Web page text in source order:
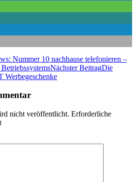
Nummer 10 nachhause telefonieren –
Nächster BeitragDie
Werbegeschenke
nicht veröffentlicht. Erforderliche